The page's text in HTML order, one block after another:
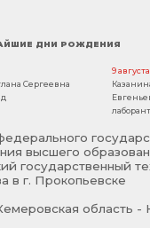
ДНИ РОЖДЕНИЯ
Сергеевна
9 августа
высшего
государственный
в г. Прокопьевске
область -